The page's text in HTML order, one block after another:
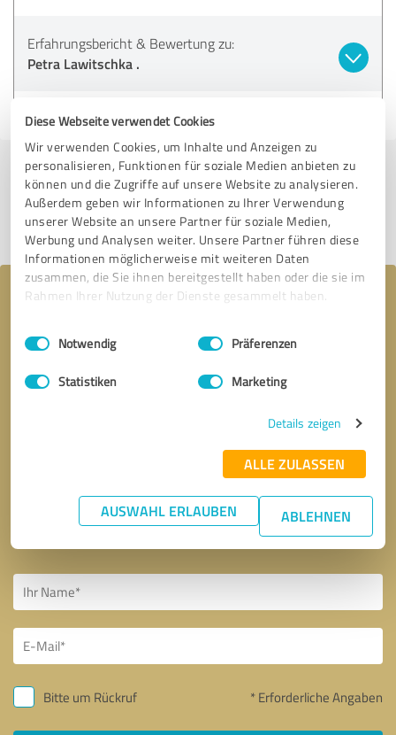
Diese Webseite verwendet Cookies
Wir verwenden Cookies, um Inhalte und Anzeigen zu
personalisieren, Funktionen für soziale Medien anbieten zu
können und die Zugriffe auf unsere Website zu analysieren.
Außerdem geben wir Informationen zu Ihrer Verwendung
unserer Website an unsere Partner für soziale Medien,
Werbung und Analysen weiter. Unsere Partner führen diese
Informationen möglicherweise mit weiteren Daten
zusammen, die Sie ihnen bereitgestellt haben oder die sie im
Rahmen Ihrer Nutzung der Dienste gesammelt haben.
Impressum Datenschutzbestimmungen
Einwilligungsauswahl
Notwendig Präferenzen
Statistiken Marketing
Details zeigen
ALLE ZULASSEN
AUSWAHL ERLAUBEN ABLEHNEN
Erfahrungsbericht & Bewertung zu:
Petra Lawitschka .
Jetzt bewerten
Profil teilen
Ihre Nachricht an Petra Lawitschka
Bitte um Rückruf * Erforderliche Angaben